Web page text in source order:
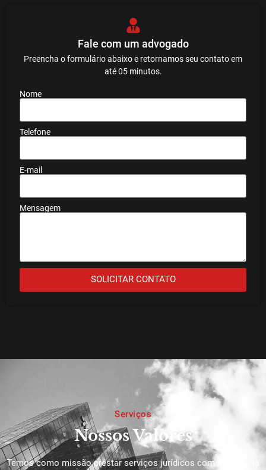
Fale com um advogado
Preencha o formulário abaixo e retornamos seu contato em
até 05 minutos.
Nome
Telefone
E-mail
Mensagem
SOLICITAR CONTATO
Serviços
Nossos Valores
Temos como missão prestar serviços jurídicos com excelência